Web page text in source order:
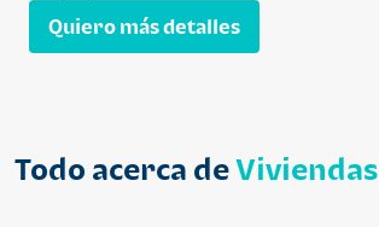
Quiero más detalles
Todo acerca deViviendas